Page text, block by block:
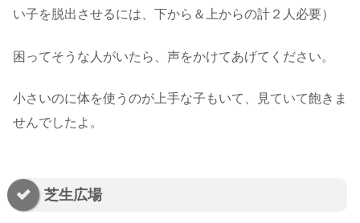
い子を脱出させるには、下から＆上からの計２人必要）
困ってそうな人がいたら、声をかけてあげてください。
小さいのに体を使うのが上手な子もいて、見ていて飽きま
せんでしたよ。
芝生広場